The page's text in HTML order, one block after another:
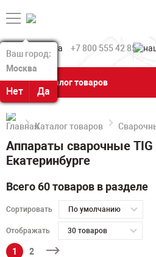
Ваш город:
Москва
Нет Да
Ваш город:
Москва
Нет Да
+7 800 555 42 85
Каталог товаров
Каталог товаров
Аппараты сварочные TIG
Екатеринбурге
Всего 60 товаров в разделе
Сортировать По умолчанию
Отображать 30 товаров
1 2